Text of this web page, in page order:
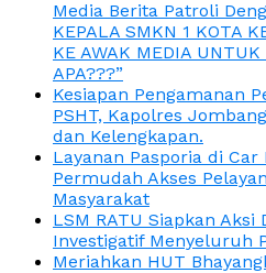
Media Berita Patroli
KEPALA SMKN 1 KOTA
KE AWAK MEDIA
APA???”
Kesiapan Pengamanan
PSHT, Kapolres
dan Kelengkapan.
Layanan Pasporia di Car
Permudah Akses
Masyarakat
LSM RATU Siapkan
Investigatif Menyeluruh
Meriahkan HUT